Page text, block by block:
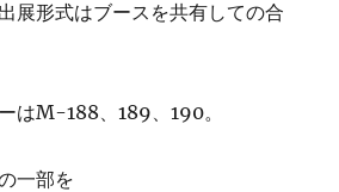
展形式はブースを共有しての合
はM-188、189、190。
一部を